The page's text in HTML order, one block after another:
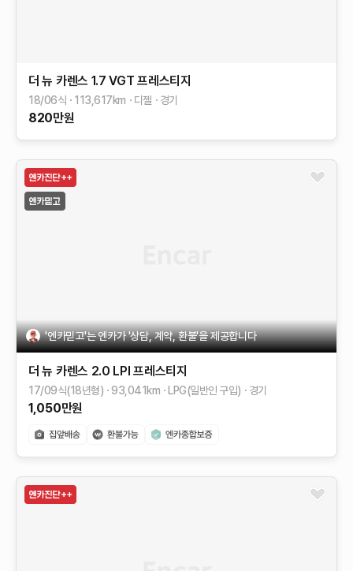
더 뉴 카렌스 1.7 VGT 프레스티지
18/06식 113,617km 디젤 경기
820만원
'엔카믿고'는 엔카가 '상담, 계약, 환불'을 제공합니다
더 뉴 카렌스 2.0 LPI 프레스티지
17/09식(18년형) 93,041km LPG(일반인 구입) 경기
1,050만원